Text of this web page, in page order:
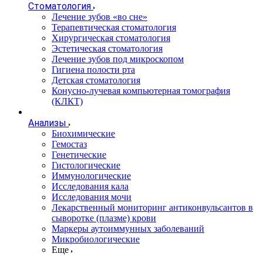
Стоматология
Лечение зубов «во сне»
Терапевтическая стоматология
Хирургическая стоматология
Эстетическая стоматология
Лечение зубов под микроскопом
Гигиена полости рта
Детская стоматология
Конусно-лучевая компьютерная томография
(КЛКТ)
Анализы
Биохимические
Гемостаз
Генетические
Гистологические
Иммунологические
Исследования кала
Исследования мочи
Лекарственный мониторинг антиконвульсантов в
сыворотке (плазме) крови
Маркеры аутоиммунных заболеваний
Микробиологические
Еще